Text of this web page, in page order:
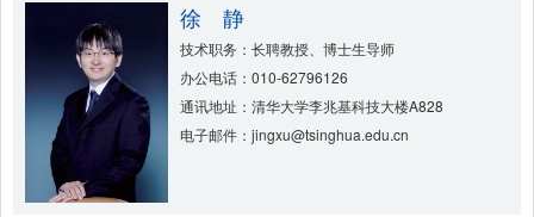
徐 静
技术职务：长聘教授、博士生导师
办公电话：010-62796126
通讯地址：清华大学李兆基科技大楼A828
电子邮件：jingxu@tsinghua.edu.cn